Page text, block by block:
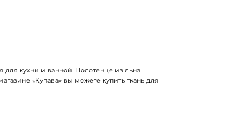
для кухни и ванной. Полотенце из льна
«Купава» вы можете купить ткань для